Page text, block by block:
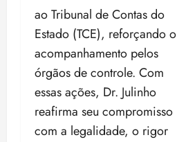
ao Tribunal de Contas do
Estado (TCE), reforçando o
acompanhamento pelos
órgãos de controle. Com
essas ações, Dr. Julinho
reafirma seu compromisso
com a legalidade, o rigor